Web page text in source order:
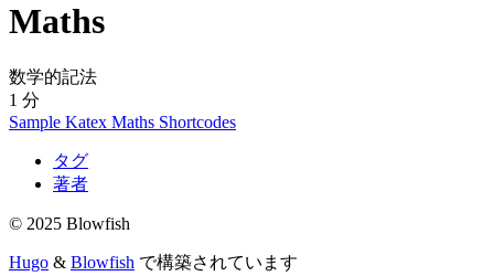
Maths
数学的記法
1 分
Sample Katex Maths Shortcodes
タグ
著者
© 2025 Blowfish
Hugo & Blowfish で構築されています